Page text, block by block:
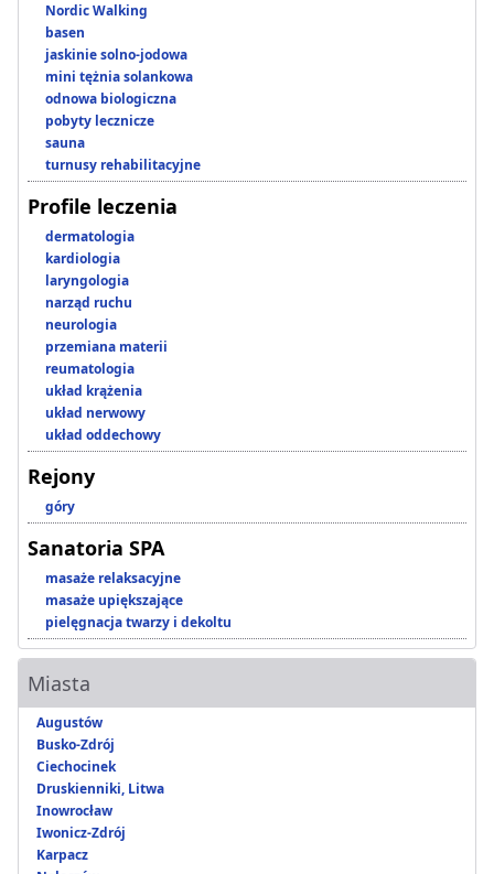
Nordic Walking
basen
jaskinie solno-jodowa
mini tężnia solankowa
odnowa biologiczna
pobyty lecznicze
sauna
turnusy rehabilitacyjne
Profile leczenia
dermatologia
kardiologia
laryngologia
narząd ruchu
neurologia
przemiana materii
reumatologia
układ krążenia
układ nerwowy
układ oddechowy
Rejony
góry
Sanatoria SPA
masaże relaksacyjne
masaże upiększające
pielęgnacja twarzy i dekoltu
Miasta
Augustów
Busko-Zdrój
Ciechocinek
Druskienniki, Litwa
Inowrocław
Iwonicz-Zdrój
Karpacz